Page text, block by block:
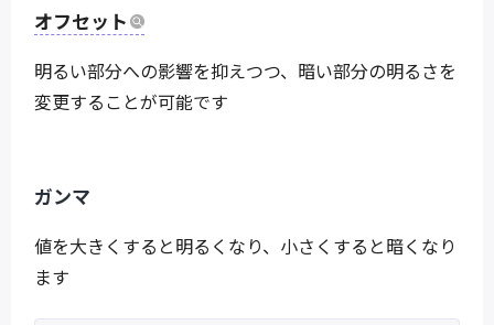
オフセット
明るい部分への影響を抑えつつ、暗い部分の明るさを
変更することが可能です
ガンマ
値を大きくすると明るくなり、小さくすると暗くなり
ます